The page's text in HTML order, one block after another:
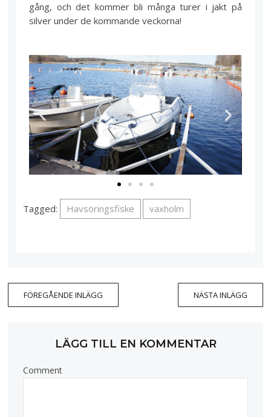
gång, och det kommer bli många turer i jakt på
silver under de kommande veckorna!
Tagged: Havsöringsfiske vaxholm
FÖREGÅENDE INLÄGG NÄSTA INLÄGG
LÄGG TILL EN KOMMENTAR
Comment